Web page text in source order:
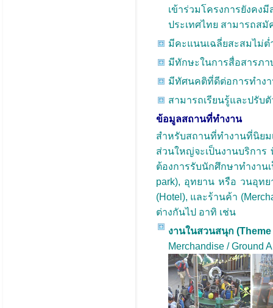
เข้าร่วมโครงการยังคง
ประเทศไทย สามารถสมั
มีคะแนนเฉลี่ยสะสมไม่ต่
มีทักษะในการสื่อสารภ
มีทัศนคติที่ดีต่อการทำง
สามารถเรียนรู้และปรับ
ข้อมูลสถานที่ทำงาน
สำหรับสถานที่ทำงานที่นิย
ส่วนใหญ่จะเป็นงานบริกา
ต้องการรับนักศึกษาทำงา
park), อุทยาน หรือ วนอุท
(Hotel), และร้านค้า
ต่างกันไป อาทิ เช่น
งานในสวนสนุก (Theme
Merchandise / Ground